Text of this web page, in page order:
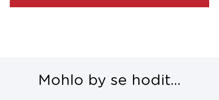
Mohlo by se hodit...